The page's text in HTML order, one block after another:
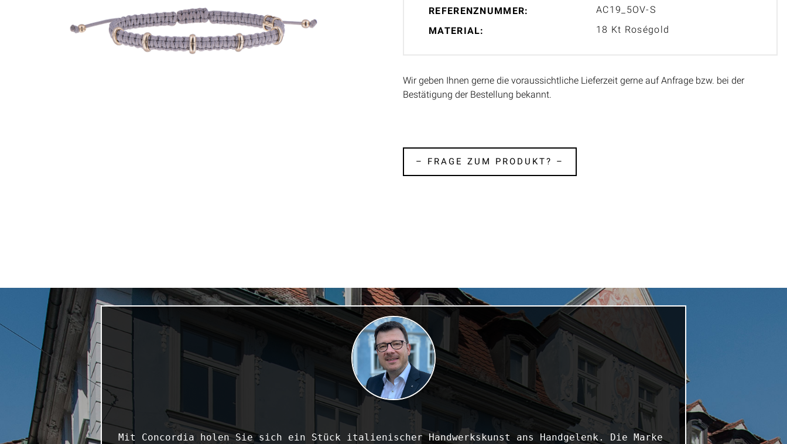
REFERENZNUMMER:
AC19_5OV-S
MATERIAL:
18 Kt Roségold
Wir geben Ihnen gerne die voraussichtliche Lieferzeit gerne auf Anfrage bzw. bei der
Bestätigung der Bestellung bekannt.
– FRAGE ZUM PRODUKT? –
Mit Concordia holen Sie sich ein Stück italienischer Handwerkskunst ans Handgelenk. Die Marke